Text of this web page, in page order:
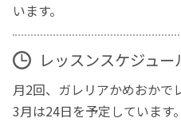
います。
レッスンスケジュー
月2回、ガレリアかめおかで
3月は24日を予定しています。